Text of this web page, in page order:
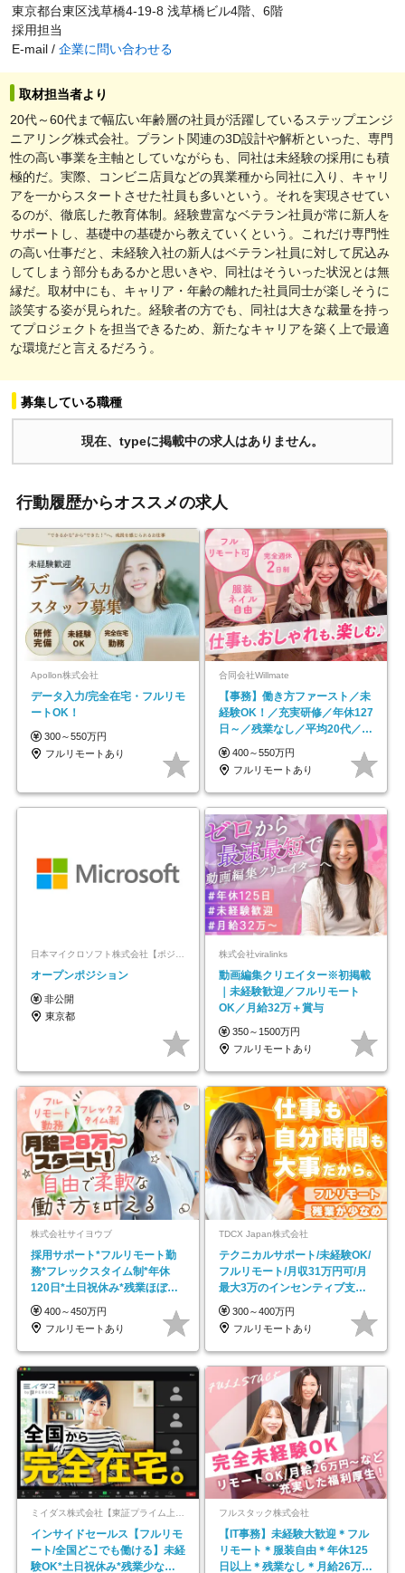
東京都台東区浅草橋4-19-8 浅草橋ビル4階、6階
採用担当
E-mail / 企業に問い合わせる
取材担当者より
20代～60代まで幅広い年齢層の社員が活躍しているステップエンジ
ニアリング株式会社。プラント関連の3D設計や解析といった、専門
性の高い事業を主軸としていながらも、同社は未経験の採用にも積
極的だ。実際、コンビニ店員などの異業種から同社に入り、キャリ
アを一からスタートさせた社員も多いという。それを実現させてい
るのが、徹底した教育体制。経験豊富なベテラン社員が常に新人を
サポートし、基礎中の基礎から教えていくという。これだけ専門性
の高い仕事だと、未経験入社の新人はベテラン社員に対して尻込み
してしまう部分もあるかと思いきや、同社はそういった状況とは無
縁だ。取材中にも、キャリア・年齢の離れた社員同士が楽しそうに
談笑する姿が見られた。経験者の方でも、同社は大きな裁量を持っ
てプロジェクトを担当できるため、新たなキャリアを築く上で最適
な環境だと言えるだろう。
募集している職種
現在、typeに掲載中の求人はありません。
行動履歴からオススメの求人
Apollon株式会社
データ入力/完全在宅・フルリモ
ートOK！
300～550万円
フルリモートあり
合同会社Willmate
【事務】働き方ファースト／未
経験OK！／充実研修／年休127
日～／残業なし／平均20代／リ
モートOK
400～550万円
フルリモートあり
日本マイクロソフト株式会社【ポジションマッチ登録】
オープンポジション
非公開
東京都
株式会社viralinks
動画編集クリエイター※初掲載
｜未経験歓迎／フルリモート
OK／月給32万＋賞与
350～1500万円
フルリモートあり
株式会社サイヨウブ
採用サポート*フルリモート勤
務*フレックスタイム制*年休
120日*土日祝休み*残業ほぼな
し*育児中社員8割以上
400～450万円
フルリモートあり
TDCX Japan株式会社
テクニカルサポート/未経験OK/
フルリモート/月収31万円可/月
最大3万のインセンティブ支給/
平均年齢33歳
300～400万円
フルリモートあり
ミイダス株式会社【東証プライム上場パーソルグループ】
インサイドセールス【フルリモ
ート/全国どこでも働ける】未経
験OK*土日祝休み*残業少なめ*
フルスタック株式会社
【IT事務】未経験大歓迎＊フル
リモート＊服装自由＊年休125
日以上＊残業なし＊月給26万円